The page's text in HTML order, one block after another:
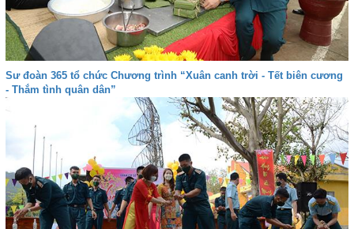
Sư đoàn 365 tổ chức Chương trình “Xuân canh trời - Tết biên cương
- Thắm tình quân dân”